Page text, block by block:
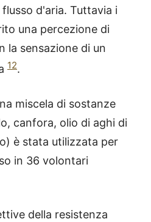
d'aria. Tuttavia i
una percezione di
la sensazione di un
12.
miscela di sostanze
canfora, olio di aghi di
è stata utilizzata per
in 36 volontari
della resistenza